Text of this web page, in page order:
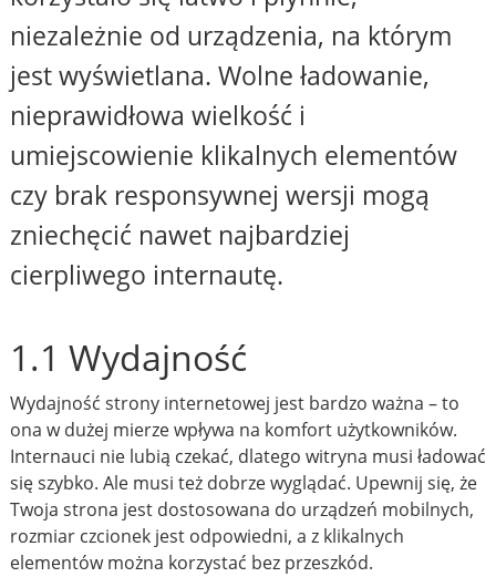
niezależnie od urządzenia, na którym
jest wyświetlana. Wolne ładowanie,
nieprawidłowa wielkość i
umiejscowienie klikalnych elementów
czy brak responsywnej wersji mogą
zniechęcić nawet najbardziej
cierpliwego internautę.
1.1 Wydajność
Wydajność strony internetowej jest bardzo ważna – to
ona w dużej mierze wpływa na komfort użytkowników.
Internauci nie lubią czekać, dlatego witryna musi ładować
się szybko. Ale musi też dobrze wyglądać. Upewnij się, że
Twoja strona jest dostosowana do urządzeń mobilnych,
rozmiar czcionek jest odpowiedni, a z klikalnych
elementów można korzystać bez przeszkód.